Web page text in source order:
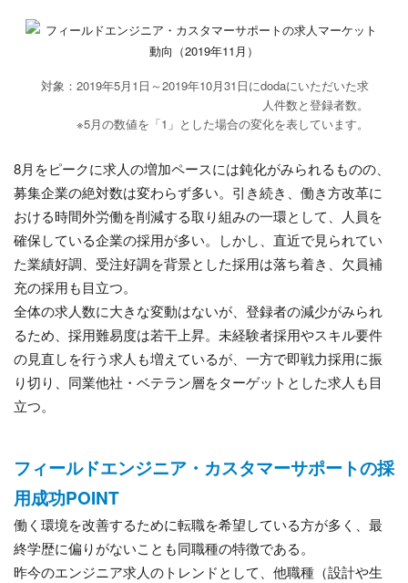
対象：2019年5月1日～2019年10月31日にdodaにいただいた求
人件数と登録者数。
※5月の数値を「1」とした場合の変化を表しています。
8月をピークに求人の増加ペースには鈍化がみられるものの、
募集企業の絶対数は変わらず多い。引き続き、働き方改革に
おける時間外労働を削減する取り組みの一環として、人員を
確保している企業の採用が多い。しかし、直近で見られてい
た業績好調、受注好調を背景とした採用は落ち着き、欠員補
充の採用も目立つ。
全体の求人数に大きな変動はないが、登録者の減少がみられ
るため、採用難易度は若干上昇。未経験者採用やスキル要件
の見直しを行う求人も増えているが、一方で即戦力採用に振
り切り、同業他社・ベテラン層をターゲットとした求人も目
立つ。
フィールドエンジニア・カスタマーサポートの採
用成功POINT
働く環境を改善するために転職を希望している方が多く、最
終学歴に偏りがないことも同職種の特徴である。
昨今のエンジニア求人のトレンドとして、他職種（設計や生